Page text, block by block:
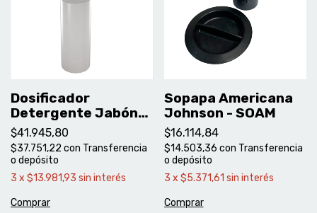
Dosificador
Detergente Jabón
Liquido Johnson
Negro - Apidob
$41.945,80
$37.751,22 con Transferencia
o depósito
3 x $13.981,93 sin interés
Sopapa Americana
Johnson - SOAM
$16.114,84
$14.503,36 con Transferencia
o depósito
3 x $5.371,61 sin interés